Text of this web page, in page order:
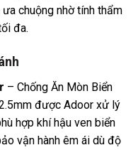
chuộng nhờ tính thẩm
đa.
– Chống Ăn Mòn Biển
được Adoor xử lý
hợp khí hậu ven biển
vận hành êm ái dù độ